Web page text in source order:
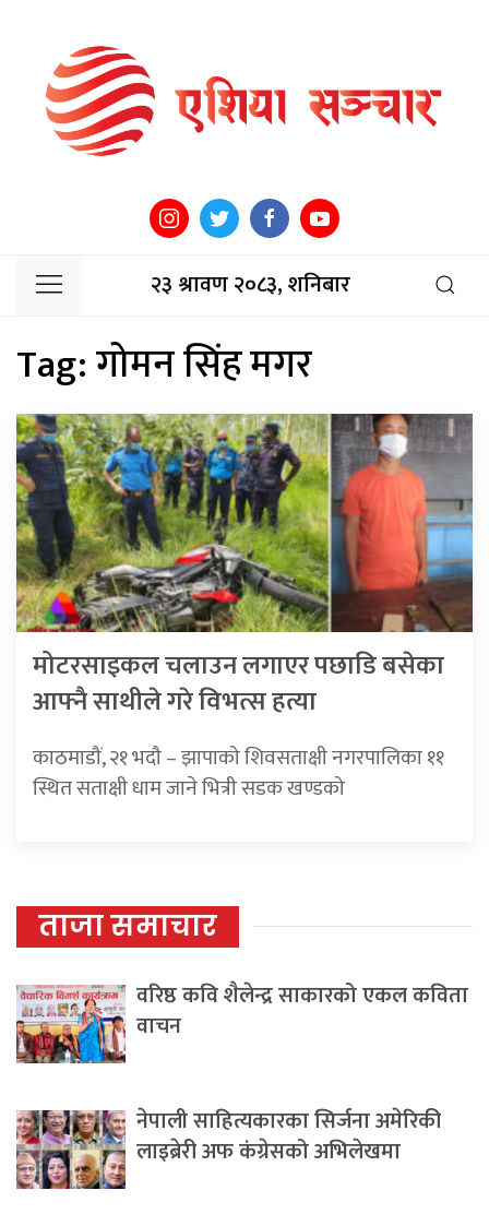
२३ श्रावण २०८३, शनिबार
Tag:गोमन सिंह मगर
मोटरसाइकल चलाउन लगाएर पछाडि बसेका
आफ्नै साथीले गरे विभत्स हत्या
काठमाडौं, २१ भदौ – झापाको शिवसताक्षी नगरपालिका ११
स्थित सताक्षी धाम जाने भित्री सडक खण्डको
ताजा समाचार
वरिष्ठ कवि शैलेन्द्र साकारको एकल कविता
वाचन
नेपाली साहित्यकारका सिर्जना अमेरिकी
लाइब्रेरी अफ कंग्रेसको अभिलेखमा